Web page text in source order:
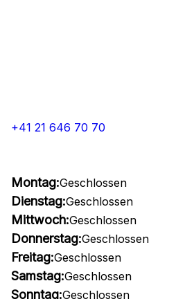
+41 21 646 70 70
Montag:Geschlossen
Dienstag:Geschlossen
Mittwoch:Geschlossen
Donnerstag:Geschlossen
Freitag:Geschlossen
Samstag:Geschlossen
Sonntag:Geschlossen